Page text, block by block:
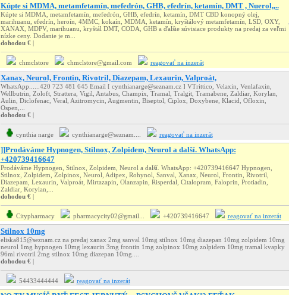
Kúpte si MDMA, metamfetamín, mefedrón, GHB, efedrín, ketamín, DMT , Nuerol,,..
Kúpte si MDMA, metamfetamín, mefedrón, GHB, efedrín, ketamín, DMT CBD konopný olej,
marihuanu, efedrín, heroín, 4MMC, kokaín, MDMA, ketamín, kryštálový metamfetamín, LSD, OXY,
XANAX, MDPV, marihuanu, kryštál DMT, CODA, GHB a ďalšie súvisiace produkty na predaj za veľmi
nízke ceny. Dodanie je m...
dohodou €|
chmclstore chmclstore@gmail.com reagovať na inzerát
Xanax, Neurol, Frontin, Rivotril, Diazepam, Lexaurin, Valproát,
WhatsApp......420 723 481 645 Email [ cynthianarge@seznam.cz ] VTrittico, Velaxin, Venlafaxin,
Wellbutrin, Zoloft, Strattera, Vigil, Antabus, Champix, Tramal, Tralgit, Tramabene, Zaldiar, Korylan,
Aulin, Diclofenac, Veral, Azitromycin, Augmentin, Biseptol, Ciplox, Doxybene, Klacid, Ofloxin,
Ospen,...
dohodou €|
cynthia narge cynthianarge@seznam.... reagovať na inzerát
]]Prodáváme Hypnogen, Stilnox, Zolpidem, Neurol a další. WhatsApp:
+420739416647
Prodáváme Hypnogen, Stilnox, Zolpidem, Neurol a další. WhatsApp: +420739416647 Hypnogen,
Stilnox, Zolpidem, Zolpinox, Neurol, Adipex, Rohynol, Sanval, Xanax, Neurol, Frontin, Rivotril,
Diazepam, Lexaurin, Valproát, Mirtazapin, Olanzapin, Risperdal, Citalopram, Faloprin, Protiadin,
Zaldiar, Korylan,...
dohodou €|
Citypharmacy pharmacycity02@gmail... +420739416647 reagovať na inzerát
Stilnox 10mg
eliska815@seznam.cz na predaj xanax 2mg sanval 10mg stilnox 10mg diazepan 10mg zolpidem 10mg
neurol 1mg hypnogen 10mg lexaurin 3mg frontin 1mg zolpinox 10mg zolpidem 10mg tramal kvapky
96ml rivotril 2mg stilnox 10mg diazepan 10mg....
dohodou €|
54433444444 reagovať na inzerát